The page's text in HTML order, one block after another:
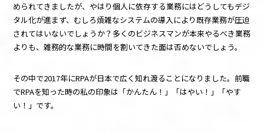
められてきましたが、やはり個人に依存する業務にはどうしてもデジ
タル化が進まず、むしろ煩雑なシステムの導入により既存業務が圧迫
されてはいないでしょうか？多くのビジネスマンが本来やるべき業務
よりも、雑務的な業務に時間を割いてきた面は否めないでしょう。
その中で2017年にRPAが日本で広く知れ渡ることになりました。前職
でRPAを知った時の私の印象は「かんたん！」「はやい！」「やす
い！」です。